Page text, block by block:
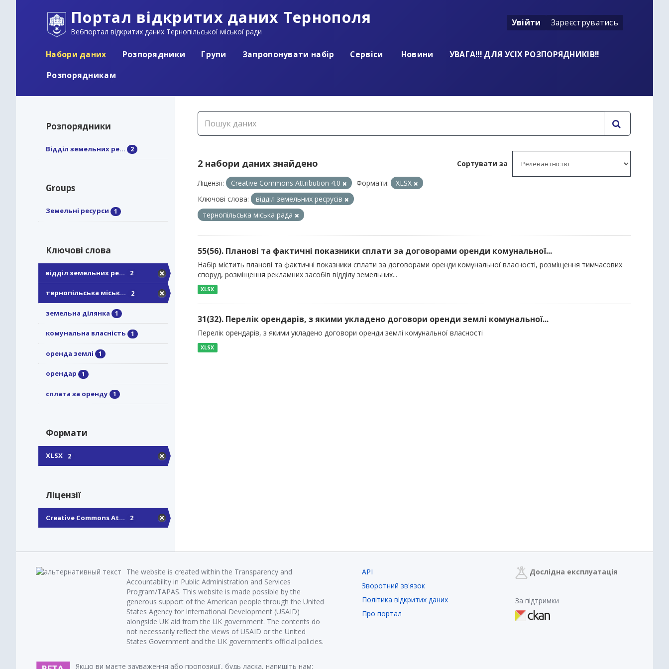
Портал відкритих даних Тернополя
Вебпортал відкритих даних Тернопільської міської ради
Увійти Зареєструватись
Набори даних Розпорядники Групи Запропонувати набір Сервіси Новини
УВАГА!!! ДЛЯ УСІХ РОЗПОРЯДНИКІВ!!
Розпорядникам
Розпорядники
Відділ земельних ре... 2
Groups
Земельні ресурси 1
Ключові слова
відділ земельних ре... 2
тернопільська міськ... 2
земельна ділянка 1
комунальна власність 1
оренда землі 1
орендар 1
сплата за оренду 1
Формати
XLSX 2
Ліцензії
Creative Commons At... 2
Сортувати за
2 набори даних знайдено
Ліцензії: Creative Commons Attribution 4.0 Формати:
XLSX
Ключові слова:
відділ земельних ресрусів
тернопільська міська рада
55(56). Планові та фактичні показники сплати за договорами оренди комунальної...
Набір містить планові та фактичні показники сплати за договорами оренди комунальної власності, розміщення тимчасових
споруд, розміщення рекламних засобів відділу земельних...
XLSX
31(32). Перелік орендарів, з якими укладено договори оренди землі комунальної...
Перелік орендарів, з якими укладено договори оренди землі комунальної власності
XLSX
The website is created within the Transparency and
Accountability in Public Administration and Services
Program/TAPAS. This website is made possible by the
generous support of the American people through the United
States Agency for International Development (USAID)
alongside UK aid from the UK government. The contents do
not necessarily reflect the views of USAID or the United
States Government and the UK government’s official policies.
Якщо ви маєте зауваження або пропозиції, будь ласка, напишіть нам:
API
Зворотний зв'язок
Політика відкритих даних
Про портал
Дослідна експлуатація
За підтримки